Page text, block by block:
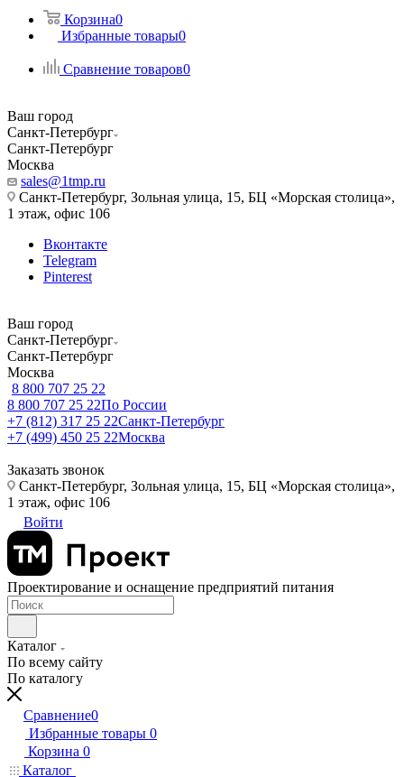
Корзина0
Избранные товары0
Сравнение товаров0
Ваш город
Санкт-Петербург
Санкт-Петербург
Москва
sales@1tmp.ru
Санкт-Петербург, Зольная улица, 15, БЦ «Морская столица»,
1 этаж, офис 106
Вконтакте
Telegram
Pinterest
Ваш город
Санкт-Петербург
Санкт-Петербург
Москва
8 800 707 25 22
8 800 707 25 22По России
+7 (812) 317 25 22Санкт-Петербург
+7 (499) 450 25 22Москва
Заказать звонок
Санкт-Петербург, Зольная улица, 15, БЦ «Морская столица»,
1 этаж, офис 106
Войти
Проектирование и оснащение предприятий питания
Каталог
По всему сайту
По каталогу
Сравнение0
Избранные товары 0
Корзина 0
Каталог